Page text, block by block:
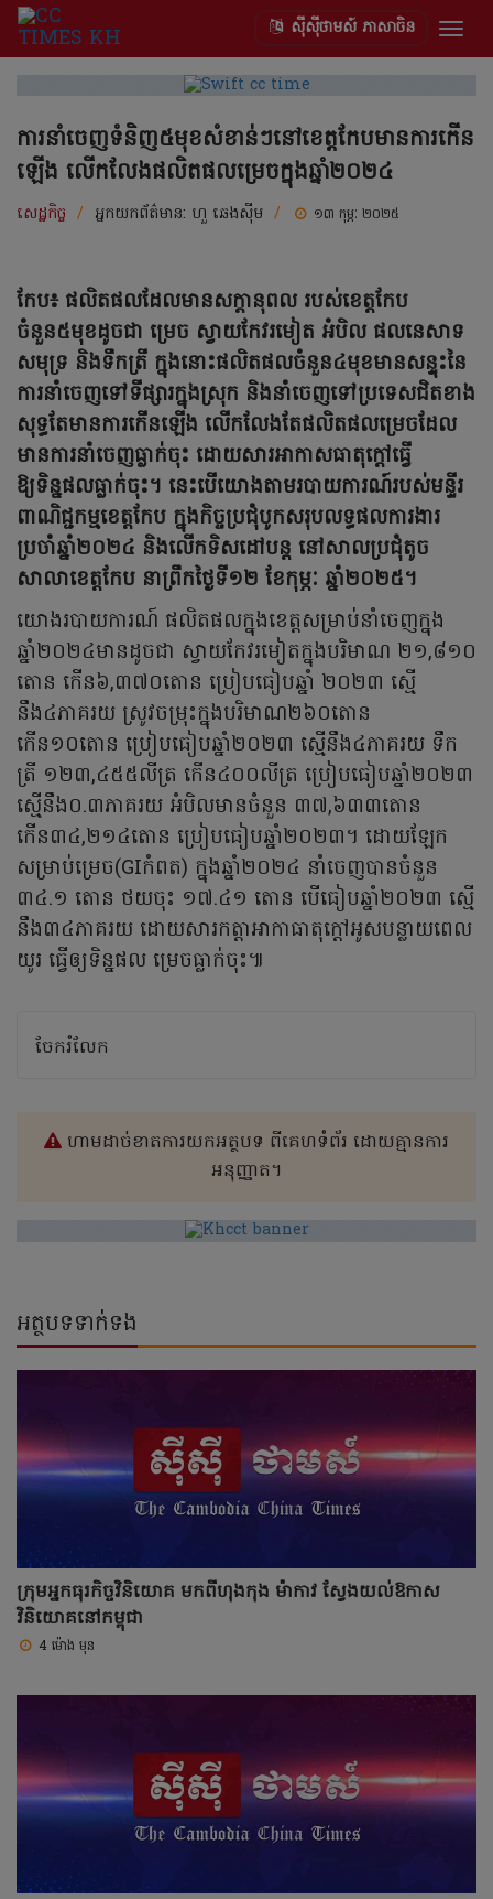
ស៊ីស៊ីថាមស៍ ភាសាចិន
ការនាំចេញទំនិញ៥មុខសំខាន់ៗនៅខេត្តកែបមានការកើន
ឡើង លើកលែងផលិតផលម្រេចក្នុងឆ្នាំ២០២៤
សេដ្ឋកិច្ច / អ្នកយកព័ត៌មាន: ហួ ឆេងស៊ីម / ១៣ កុម្ភៈ ២០២៥
កែប៖ ផលិតផលដែលមានសក្តានុពល របស់ខេត្តកែប
ចំនួន៥មុខដូចជា ម្រេច ស្វាយកែវរមៀត អំបិល ផលនេសាទ
សមុទ្រ និងទឹកត្រី ក្នុងនោះផលិតផលចំនួន៤មុខមានសន្ទុះនៃ
ការនាំចេញទៅទីផ្សារក្នុងស្រុក និងនាំចេញទៅប្រទេសជិតខាង
សុទ្ធតែមានការកើនឡើង លើកលែងតែផលិតផលម្រេចដែល
មានការនាំចេញធ្លាក់ចុះ ដោយសារអាកាសធាតុក្តៅធ្វើ
ឱ្យទិន្នផលធ្លាក់ចុះ។ នេះបើយោងតាមរបាយការណ៍របស់មន្ទីរ
ពាណិជ្ជកម្មខេត្តកែប ក្នុងកិច្ចប្រជុំបូកសរុបលទ្ធផលការងារ
ប្រចាំឆ្នាំ២០២៤ និងលើកទិសដៅបន្ត នៅសាលប្រជុំតូច
សាលាខេត្តកែប នាព្រឹកថ្ងៃទី១២ ខែកុម្ភៈ ឆ្នាំ២០២៥។
យោងរបាយការណ៍ ផលិតផលក្នុងខេត្តសម្រាប់នាំចេញក្នុង
ឆ្នាំ២០២៤មានដូចជា ស្វាយកែវរមៀតក្នុងបរិមាណ ២១,៨១០
តោន កើន៦,៣៧០តោន ប្រៀបធៀបឆ្នាំ ២០២៣ ស្មើ
នឹង៤ភាគរយ ស្រូវចម្រុះក្នុងបរិមាណ២៦០តោន
កើន១០តោន ប្រៀបធៀបឆ្នាំ២០២៣ ស្មើនឹង៤ភាគរយ ទឹក
ត្រី ១២៣,៤៥៥លីត្រ កើន៤០០លីត្រ ប្រៀបធៀបឆ្នាំ២០២៣
ស្មើនឹង០.៣ភាគរយ អំបិលមានចំនួន ៣៧,៦៣៣តោន
កើន៣៤,២១៤តោន ប្រៀបធៀបឆ្នាំ២០២៣។ ដោយឡែក
សម្រាប់ម្រេច(GIកំពត) ក្នុងឆ្នាំ២០២៤ នាំចេញបានចំនួន
៣៤.១ តោន ថយចុះ ១៧.៤១ តោន បើធៀបឆ្នាំ២០២៣ ស្មើ
នឹង៣៤ភាគរយ ដោយសារកត្តាអាកាធាតុក្ដៅអូសបន្លាយពេល
យូរ ធ្វើឲ្យទិន្នផល ម្រេចធ្លាក់ចុះ៕
ចែករំលែក
ហាមដាច់ខាតការយកអត្ថបទ ពីគេហទំព័រ ដោយគ្មានការ
អនុញ្ញាត។
អត្ថបទទាក់ទង
ក្រុមអ្នកធុរកិច្ចវិនិយោគ មកពីហុងកុង ម៉ាកាវ ស្វែងយល់ឱកាស
វិនិយោគនៅកម្ពុជា
4 ម៉ោង មុន